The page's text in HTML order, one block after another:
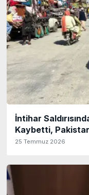
İntihar
Kaybetti,
25 Temmuz 2026